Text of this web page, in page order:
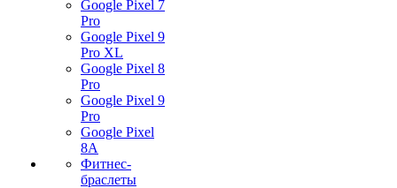
Google Pixel 7
Pro
Google Pixel 9
Pro XL
Google Pixel 8
Pro
Google Pixel 9
Pro
Google Pixel
8A
Фитнес-
браслеты